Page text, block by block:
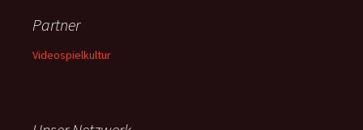
Partner
Videospielkultur